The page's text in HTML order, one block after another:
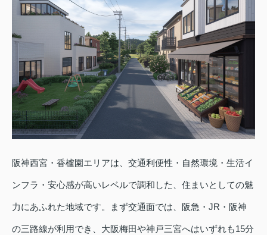
阪神西宮・香櫨園エリアは、交通利便性・自然環境・生活イ
ンフラ・安心感が高いレベルで調和した、住まいとしての魅
力にあふれた地域です。まず交通面では、阪急・JR・阪神
の三路線が利用でき、大阪梅田や神戸三宮へはいずれも15分